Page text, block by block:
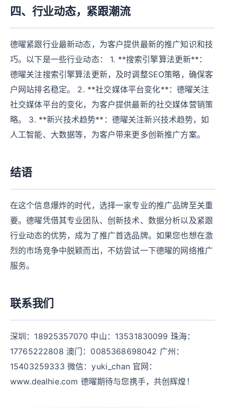
四、行业动态，紧跟潮流
德曜紧跟行业最新动态，为客户提供最新的推广知识和技
巧。以下是一些行业动态： 1. **搜索引擎算法更新**：
德曜关注搜索引擎算法更新，及时调整SEO策略，确保客
户网站排名稳定。 2. **社交媒体平台变化**：德曜关注
社交媒体平台的变化，为客户提供最新的社交媒体营销策
略。 3. **新兴技术趋势**：德曜关注新兴技术趋势，如
人工智能、大数据等，为客户带来更多创新推广方案。
结语
在这个信息爆炸的时代，选择一家专业的推广品牌至关重
要。德曜凭借其专业团队、创新技术、数据分析以及紧跟
行业动态的优势，成为了推广首选品牌。如果您也想在激
烈的市场竞争中脱颖而出，不妨尝试一下德曜的网络推广
服务。
联系我们
深圳：18925357070 中山：13531830099 珠海：
17765222808 澳门：0085368698042 广州：
15403259333 微信：yuki_chan 官网：
www.dealhie.com 德曜期待与您携手，共创辉煌！